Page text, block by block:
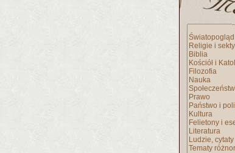
Światopogląd
Religie i sekty
Biblia
Kościół i
Filozofia
Nauka
Prawo
Państwo i
Kultura
Felietony i
Literatura
Ludzie, cytaty
Tematy